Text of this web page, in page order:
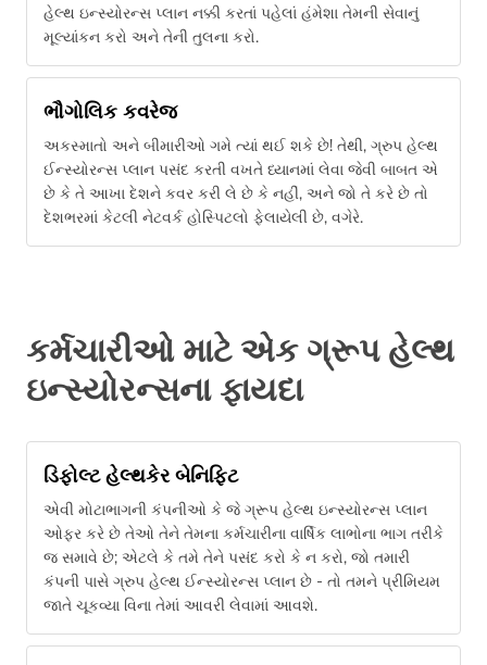
હેલ્થ ઇન્સ્યોરન્સ પ્લાન નક્કી કરતાં પહેલાં હંમેશા તેમની સેવાનું
મૂલ્યાંકન કરો અને તેની તુલના કરો.
ભૌગોલિક કવરેજ
અકસ્માતો અને બીમારીઓ ગમે ત્યાં થઈ શકે છે! તેથી, ગ્રુપ હેલ્થ
ઈન્સ્યોરન્સ પ્લાન પસંદ કરતી વખતે ધ્યાનમાં લેવા જેવી બાબત એ
છે કે તે આખા દેશને કવર કરી લે છે કે નહીં, અને જો તે કરે છે તો
દેશભરમાં કેટલી નેટવર્ક હોસ્પિટલો ફેલાયેલી છે, વગેરે.
કર્મચારીઓ માટે એક ગ્રૂપ હેલ્થ
ઇન્સ્યોરન્સના ફાયદા
ડિફોલ્ટ હેલ્થકેર બેનિફિટ
એવી મોટાભાગની કંપનીઓ કે જે ગ્રૂપ હેલ્થ ઇન્સ્યોરન્સ પ્લાન
ઓફર કરે છે તેઓ તેને તેમના કર્મચારીના વાર્ષિક લાભોના ભાગ તરીકે
જ સમાવે છે; એટલે કે તમે તેને પસંદ કરો કે ન કરો, જો તમારી
કંપની પાસે ગ્રુપ હેલ્થ ઈન્સ્યોરન્સ પ્લાન છે - તો તમને પ્રીમિયમ
જાતે ચૂકવ્યા વિના તેમાં આવરી લેવામાં આવશે.